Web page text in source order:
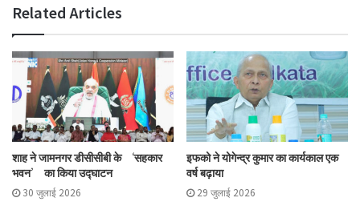
Related Articles
शाह ने जामनगर डीसीसीबी के ‘सहकार
भवन’ का किया उद्घाटन
30 जुलाई 2026
इफको ने योगेन्द्र कुमार का कार्यकाल एक
वर्ष बढ़ाया
29 जुलाई 2026